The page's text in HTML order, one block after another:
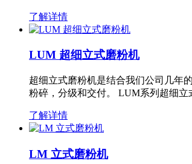
了解详情
LUM 超细立式磨粉机
超细立式磨粉机是结合我们公司几年
粉碎，分级和交付。 LUM系列超细
了解详情
LM 立式磨粉机